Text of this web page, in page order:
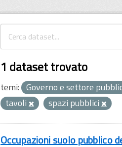
1 dataset trovato
temi: Governo e settore
tavoli
spazi pubblici
Occupazioni suolo pubblico